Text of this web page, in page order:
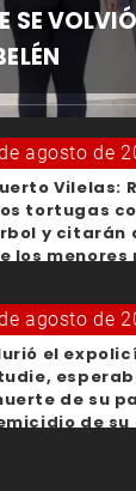
SE
agosto de
Vilelas:
tortugas
y citarán
los
agosto de
el
de su
de su